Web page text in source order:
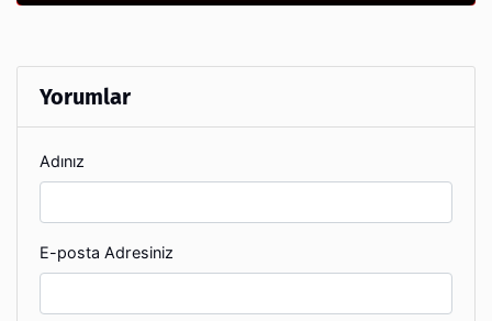
Yorumlar
Adınız
E-posta Adresiniz